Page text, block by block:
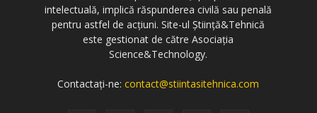
intelectuală, implică răspunderea civilă sau penală
pentru astfel de acțiuni. Site-ul Știință&Tehnică
este gestionat de către Asociația
Science&Technology.
Contactați-ne:contact@stiintasitehnica.com